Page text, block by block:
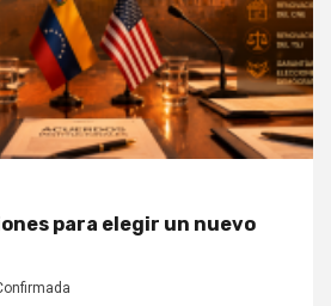
para elegir un nuevo